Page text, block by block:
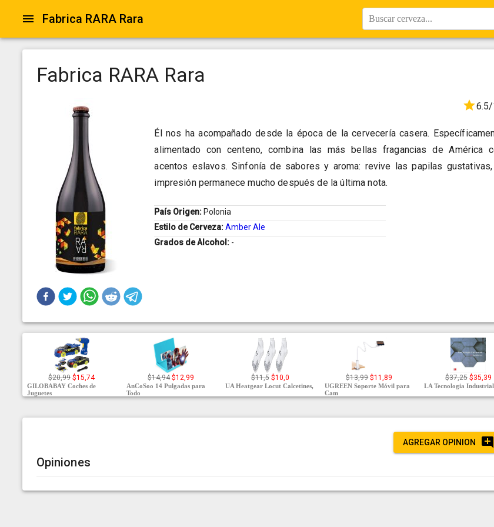
Fabrica RARA Rara Buscar cerveza...
Fabrica RARA Rara
Él nos ha acompañado desde la época de la cervecería casera.
alimentado con centeno, combina las más bellas fragancias de América
acentos eslavos. Sinfonía de sabores y aroma: revive las papilas
impresión permanece mucho después de la última nota.
País Origen: Polonia
Estilo de Cerveza:Amber Ale
Grados de Alcohol: -
$20,99 $15,74
GILOBABAY Coches de
Juguetes
$14,94 $12,99
AnCoSoo 14 Pulgadas para
Todo
$11,5 $10,0
UA Heatgear Locut Calcetines,
$13,99 $11,89
UGREEN Soporte Móvil para
Cam
$37,25 $35,39
LA Tecnologia
AGREGAR OPINION
Opiniones